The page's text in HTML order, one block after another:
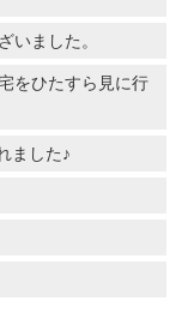
いました。
をひたすら見に行
ました♪